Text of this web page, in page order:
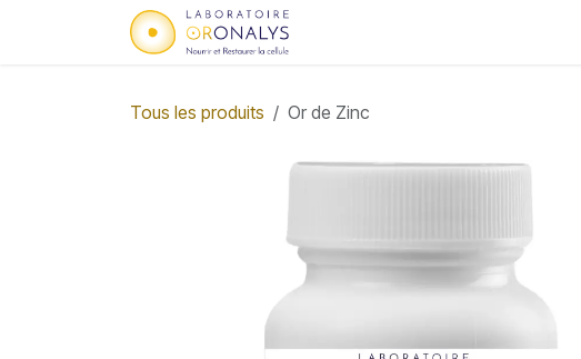
Se rendre au contenu
Tous les produits Or de Zinc